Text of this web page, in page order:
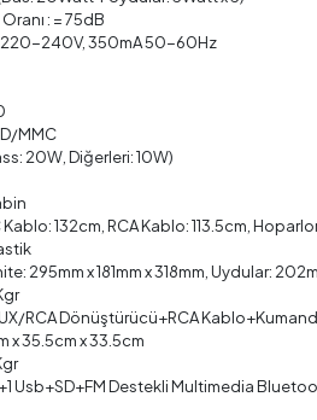
: = 75dB
220-240V, 350mA 50-60Hz
MMC
20W, Diğerleri: 10W)
132cm, RCA Kablo: 113.5cm,
295mm x 181mm x 318mm, Uydular:
RCA Dönüştürücü+RCA
x 35.5cm x 33.5cm
Usb+SD+FM Destekli Multimedia